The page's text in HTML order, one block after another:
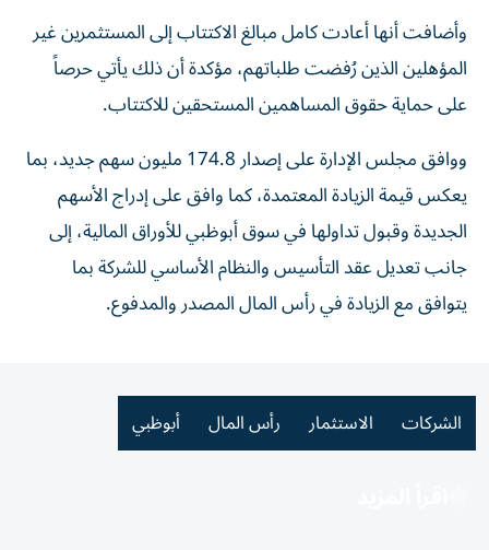
وأضافت أنها أعادت كامل مبالغ الاكتتاب إلى المستثمرين غير
المؤهلين الذين رُفضت طلباتهم، مؤكدة أن ذلك يأتي حرصاً
على حماية حقوق المساهمين المستحقين للاكتتاب.
ووافق مجلس الإدارة على إصدار 174.8 مليون سهم جديد، بما
يعكس قيمة الزيادة المعتمدة، كما وافق على إدراج الأسهم
الجديدة وقبول تداولها في سوق أبوظبي للأوراق المالية، إلى
جانب تعديل عقد التأسيس والنظام الأساسي للشركة بما
يتوافق مع الزيادة في رأس المال المصدر والمدفوع.
الشركات الاستثمار رأس المال أبوظبي